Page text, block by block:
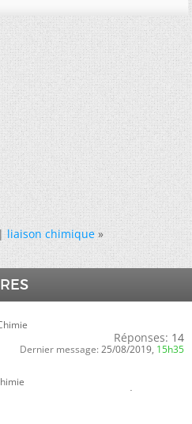
liaison chimique »
Réponses: 14
Dernier message: 25/08/2019, 15h35
Réponses: